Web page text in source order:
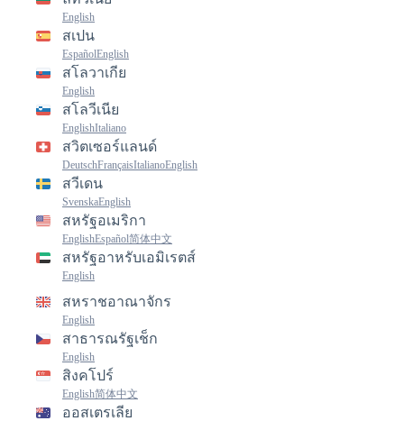
English
สเปน
EspañolEnglish
สโลวาเกีย
English
สโลวีเนีย
EnglishItaliano
สวิตเซอร์แลนด์
DeutschFrançaisItalianoEnglish
สวีเดน
SvenskaEnglish
สหรัฐอเมริกา
EnglishEspañol简体中文
สหรัฐอาหรับเอมิเรตส์
English
สหราชอาณาจักร
English
สาธารณรัฐเช็ก
English
สิงคโปร์
English简体中文
ออสเตรเลีย